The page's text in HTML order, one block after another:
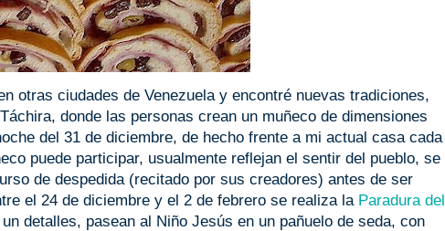
otras ciudades de Venezuela y encontré nuevas tradiciones,
donde las personas crean un muñeco de dimensiones
del 31 de diciembre, de hecho frente a mi actual casa cada
puede participar, usualmente reflejan el sentir del pueblo, se
de despedida (recitado por sus creadores) antes de ser
el 24 de diciembre y el 2 de febrero se realiza la Paradura del
detalles, pasean al Niño Jesús en un pañuelo de seda, con